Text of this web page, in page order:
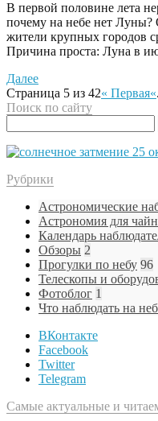
В первой половине лета
почему на небе нет Луны?
жители крупных городов
Причина проста: Луна в
Далее
Страница 5 из 42« Первая«
Поиск по сайту
Рубрики
Астрономические
Астрономия для
Календарь
Обзоры 2
Прогулки по небу 96
Телескопы и
Фотоблог 1
Что наблюдать на
ВКонтакте
Facebook
Twitter
Telegram
Самые актуальные и